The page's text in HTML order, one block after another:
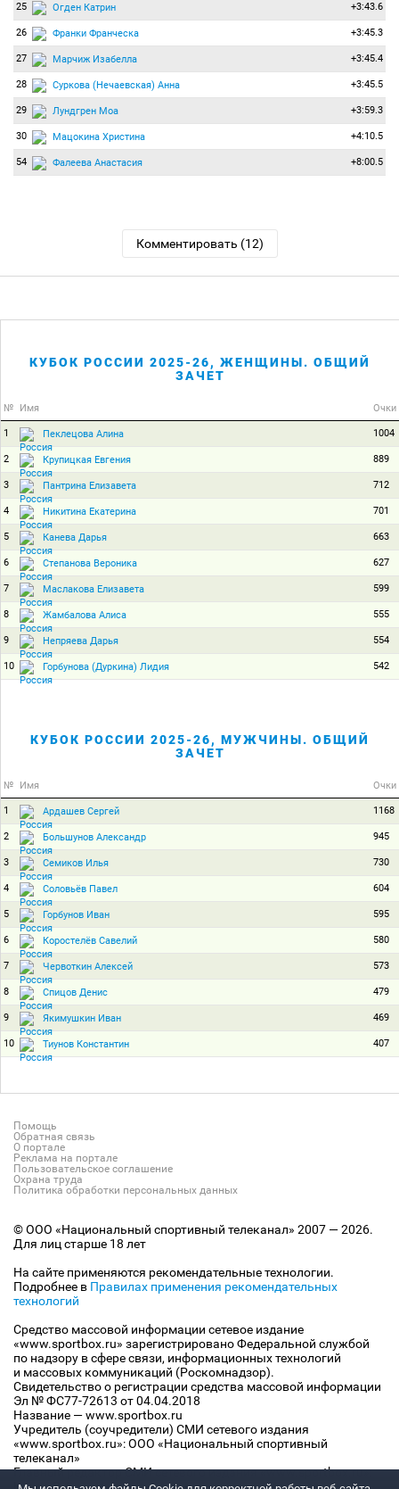
25 Огден Катрин +3:43.6
26 Франки Франческа +3:45.3
27 Марчиж Изабелла +3:45.4
28 Суркова (Нечаевская) Анна +3:45.5
29 Лундгрен Моа +3:59.3
30 Мацокина Христина +4:10.5
54 Фалеева Анастасия +8:00.5
Комментировать (12)
КУБОК РОССИИ 2025-26, ЖЕНЩИНЫ. ОБЩИЙ
ЗАЧЕТ
№ Имя Очки
1 Пеклецова Алина 1004
2 Крупицкая Евгения 889
3 Пантрина Елизавета 712
4 Никитина Екатерина 701
5 Канева Дарья 663
6 Степанова Вероника 627
7 Маслакова Елизавета 599
8 Жамбалова Алиса 555
9 Непряева Дарья 554
10 Горбунова (Дуркина) Лидия 542
КУБОК РОССИИ 2025-26, МУЖЧИНЫ. ОБЩИЙ
ЗАЧЕТ
№ Имя Очки
1 Ардашев Сергей 1168
2 Большунов Александр 945
3 Семиков Илья 730
4 Соловьёв Павел 604
5 Горбунов Иван 595
6 Коростелёв Савелий 580
7 Червоткин Алексей 573
8 Спицов Денис 479
9 Якимушкин Иван 469
10 Тиунов Константин 407
Помощь
Обратная связь
О портале
Реклама на портале
Пользовательское соглашение
Охрана труда
Политика обработки персональных данных
© ООО «Национальный спортивный телеканал» 2007 — 2026.
Для лиц старше 18 лет
На сайте применяются рекомендательные технологии.
Подробнее в Правилах применения рекомендательных
технологий
Средство массовой информации сетевое издание
«www.sportbox.ru» зарегистрировано Федеральной службой
по надзору в сфере связи, информационных технологий
и массовых коммуникаций (Роскомнадзор).
Свидетельство о регистрации средства массовой информации
Эл № ФС77-72613 от 04.04.2018
Название — www.sportbox.ru
Учредитель (соучредители) СМИ сетевого издания
«www.sportbox.ru»: ООО «Национальный спортивный
телеканал»
Главный редактор СМИ сетевого издания «www.sportbox.ru»: